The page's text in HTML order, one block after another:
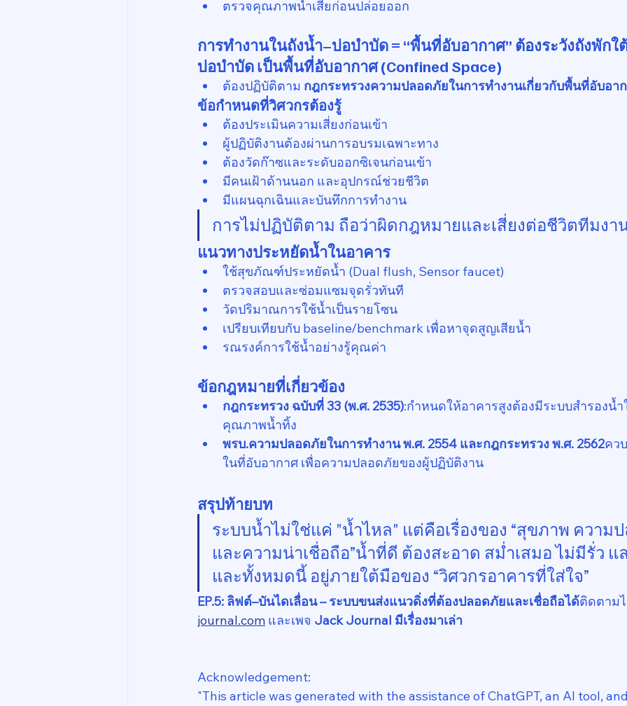
ตรวจคุณภาพน้ำเสียก่อนปล่อยออก
การทำงานในถังน้ำ–บ่อบำบัด = “พื้นที่อับอากาศ” ต้องระวังถังพักใ
บ่อบำบัด เป็นพื้นที่อับอากาศ (Confined Space)
ต้องปฏิบัติตาม กฎกระทรวงความปลอดภัยในการทำงานเกี่ยวกับพื้นที่อับอา
ข้อกำหนดที่วิศวกรต้องรู้
ต้องประเมินความเสี่ยงก่อนเข้า
ผู้ปฏิบัติงานต้องผ่านการอบรมเฉพาะทาง
ต้องวัดก๊าซและระดับออกซิเจนก่อนเข้า
มีคนเฝ้าด้านนอก และอุปกรณ์ช่วยชีวิต
มีแผนฉุกเฉินและบันทึกการทำงาน
การไม่ปฏิบัติตาม ถือว่าผิดกฎหมายและเสี่ยงต่อชีวิตทีมงา
แนวทางประหยัดน้ำในอาคาร
ใช้สุขภัณฑ์ประหยัดน้ำ (Dual flush, Sensor faucet)
ตรวจสอบและซ่อมแซมจุดรั่วทันที
วัดปริมาณการใช้น้ำเป็นรายโซน
เปรียบเทียบกับ baseline/benchmark เพื่อหาจุดสูญเสียน้ำ
รณรงค์การใช้น้ำอย่างรู้คุณค่า
ข้อกฎหมายที่เกี่ยวข้อง
กฎกระทรวง ฉบับที่ 33 (พ.ศ. 2535):กำหนดให้อาคารสูงต้องมีระบบสำรองน้
คุณภาพน้ำทิ้ง
พรบ.ความปลอดภัยในการทำงาน พ.ศ. 2554 และกฎกระทรวง พ.ศ. 2562คว
ในที่อับอากาศ เพื่อความปลอดภัยของผู้ปฏิบัติงาน
สรุปท้ายบท
ระบบน้ำไม่ใช่แค่ "น้ำไหล" แต่คือเรื่องของ “สุขภาพ ความ
และความน่าเชื่อถือ”น้ำที่ดี ต้องสะอาด สม่ำเสมอ ไม่มีรั่ว แ
และทั้งหมดนี้ อยู่ภายใต้มือของ “วิศวกรอาคารที่ใส่ใจ”
EP.5: ลิฟต์–บันไดเลื่อน – ระบบขนส่งแนวดิ่งที่ต้องปลอดภัยและเชื่อถือได้ติดตาม
journal.com และเพจ Jack Journal มีเรื่องมาเล่า
Acknowledgement:
"This article was generated with the assistance of ChatGPT, an AI tool,